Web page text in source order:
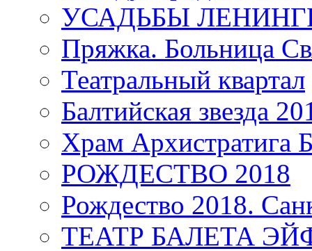
УСАДЬБЫ
Пряжка. Больница
Театральный квартал
Балтийская звезда
Храм
РОЖДЕСТВО 2018
Рождество 2018.
ТЕАТР БАЛЕТА